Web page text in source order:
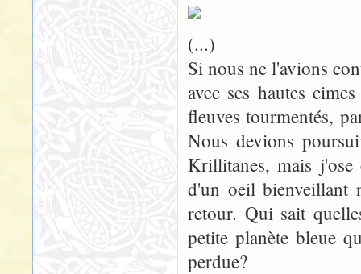
(...)
Si nous ne l'avions
avec ses hautes
fleuves tourmentés,
Nous devions
Krillitanes, mais j'ose
d'un oeil bienveillant
retour. Qui sait
petite planète bleue
perdue?